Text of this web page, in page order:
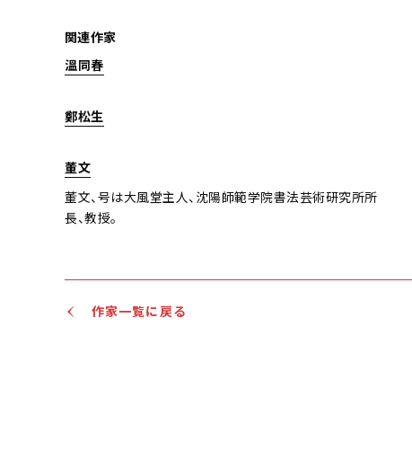
関連作家
溫同春
鄭松生
董文
董文、号は大風堂主人、沈陽師範学院書法芸術研究所所
長、教授。
作家一覧に戻る